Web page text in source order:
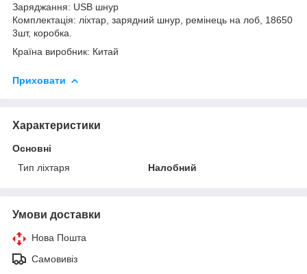
Заряджання: USB шнур
Комплектація: ліхтар, зарядний шнур, ремiнець на лоб, 18650
3шт, коробка.
Країна виробник: Китай
Приховати
Характеристики
Основні
Тип ліхтаря
Налобний
Умови доставки
Нова Пошта
Самовивіз